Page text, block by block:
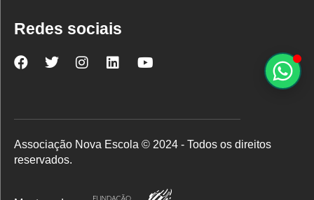
Redes sociais
Nova
Facebook
Nova
Twitter
Nova
Instagram
Nova
LinkedInYouTube
Associação Nova Escola © 2024 - Todos os direitos
reservados.